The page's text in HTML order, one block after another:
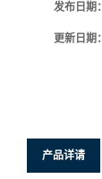
发布日期：
更新日期：
产品详请